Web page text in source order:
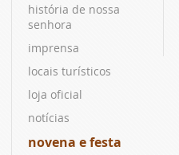
história de nossa
senhora
imprensa
locais turísticos
loja oficial
notícias
novena e festa